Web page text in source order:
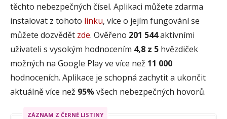
těchto nebezpečných čísel. Aplikaci můžete zdarma
instalovat z tohoto linku, více o jejím fungování se
můžete dozvědět zde. Ověřeno 201 544aktivními
uživateli s vysokým hodnocením 4,8 z 5 hvězdiček
možných na Google Play ve více než 11 000
hodnoceních. Aplikace je schopná zachytit a ukončit
aktuálně více než 95%všech nebezpečných hovorů.
ZÁZNAM Z ČERNÉ LISTINY